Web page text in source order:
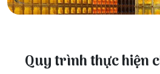
Quy trình thực hiện